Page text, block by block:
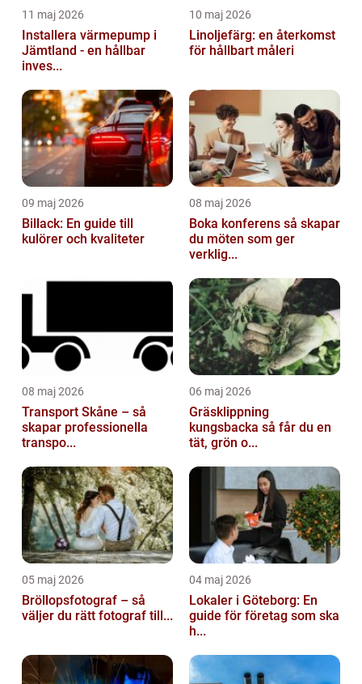
11 maj 2026
Installera värmepump i
Jämtland - en hållbar
inves...
10 maj 2026
Linoljefärg: en återkomst
för hållbart måleri
09 maj 2026
Billack: En guide till
kulörer och kvaliteter
08 maj 2026
Boka konferens så skapar
du möten som ger
verklig...
08 maj 2026
Transport Skåne – så
skapar professionella
transpo...
06 maj 2026
Gräsklippning
kungsbacka så får du en
tät, grön o...
05 maj 2026
Bröllopsfotograf – så
väljer du rätt fotograf till...
04 maj 2026
Lokaler i Göteborg: En
guide för företag som ska
h...